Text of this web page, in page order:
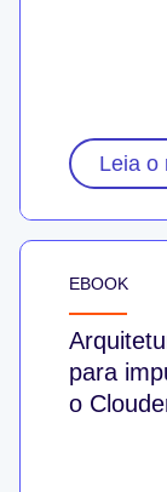
Leia o
EBOOK
para
o